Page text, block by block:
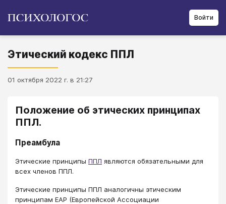
Войти
Этический кодекс ППЛ
01 октября 2022 г. в 21:27
Положение об этических принципах
ППЛ.
Преамбула
Этические принципы ППЛ являются обязательными для
всех членов ППЛ.
Этические принципы ППЛ аналогичны этическим
принципам EAP (Европейской Ассоциации